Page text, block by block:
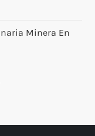
Minera En